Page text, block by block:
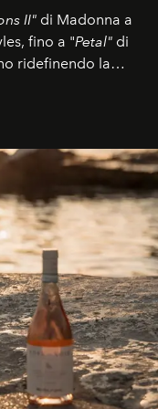
II" di Madonna a
fino a "Petal" di
ridefinendo la